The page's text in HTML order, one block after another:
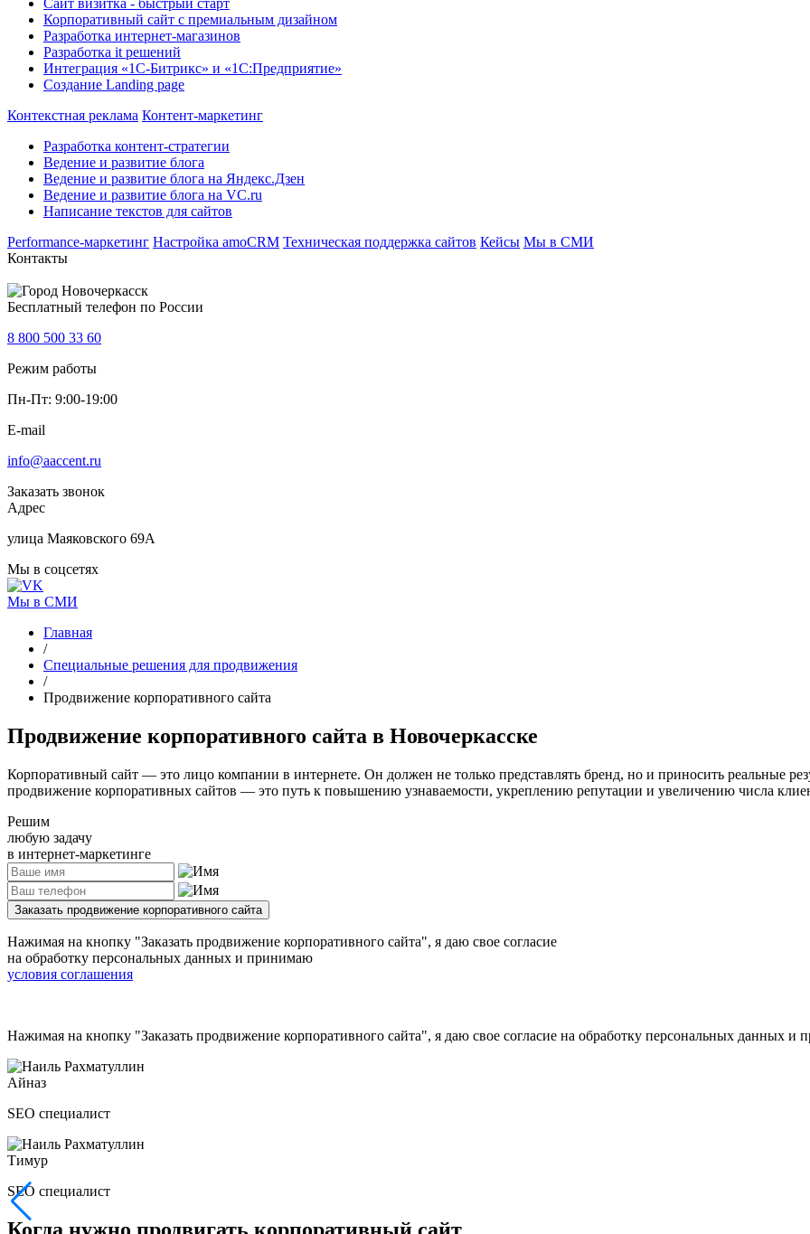
Сайт визитка - быстрый старт
Корпоративный сайт с премиальным дизайном
Разработка интернет-магазинов
Разработка it решений
Интеграция «1С-Битрикс» и «1С:Предприятие»
Создание Landing page
Контекстная реклама Контент-маркетинг
Разработка контент-стратегии
Ведение и развитие блога
Ведение и развитие блога на Яндекс.Дзен
Ведение и развитие блога на VC.ru
Написание текстов для сайтов
Performance-маркетинг Настройка amoCRM Техническая поддержка сайтов Кейсы Мы в СМИ
Контакты
Новочеркасск
Бесплатный телефон по России
8 800 500 33 60
Режим работы
Пн-Пт: 9:00-19:00
E-mail
info@aaccent.ru
Заказать звонок
Адрес
улица Маяковского 69А
Мы в соцсетях
Мы в СМИ
Главная
/
Специальные решения для продвижения
/
Продвижение корпоративного сайта
Продвижение корпоративного сайта в Новочеркасске
Корпоративный сайт — это лицо компании в интернете. Он должен не только представлять бренд, но и приносить реальные
продвижение корпоративных сайтов — это путь к повышению узнаваемости, укреплению репутации и увеличению числа
Решим
любую задачу
в интернет-маркетинге
Заказать продвижение корпоративного сайта
Нажимая на кнопку "Заказать продвижение корпоративного сайта", я даю свое согласие
на обработку персональных данных и принимаю
условия соглашения
Нажимая на кнопку "Заказать продвижение корпоративного сайта", я даю свое согласие на обработку персональных данных
Айназ
SEO специалист
Тимур
SEO специалист
Когда нужно продвигать корпоративный сайт